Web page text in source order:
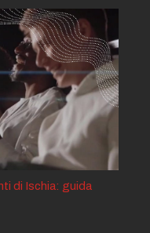
di Ischia: guida